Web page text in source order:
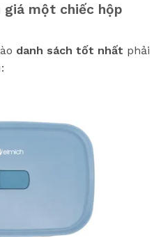
giá một chiếc hộp
danh sách tốt nhất phải